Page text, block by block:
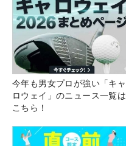
今年も男女プロが強い「キャ
ロウェイ」のニュース一覧は
こちら！